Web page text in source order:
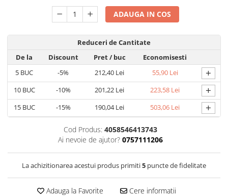
ADAUGA IN COS
Reduceri de Cantitate
De la
Discount Pret/ buc
Economisesti
5 BUC -5% 212,40 Lei 55,90 Lei +
10BUC -10% 201,22 Lei 223,58 Lei +
15BUC -15% 190,04 Lei 503,06 Lei +
Cod Produs: 4058546413743
Ai nevoie de ajutor? 0757111206
La achizitionarea acestui produs primiti5 puncte de fidelitate
Adauga la Favorite Cere informatii